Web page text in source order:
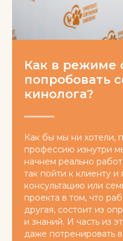
Как в режиме
попробовать
кинолога?
Как бы мы ни хотели,
профессию изнутри
начнем реально
так пойти к клиенту
консультацию или
проекта в том, что
другая, состоит из
и знаний. И часть из
даже потренировать